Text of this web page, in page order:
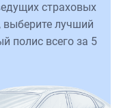
страховых
лучший
полис всего за 5